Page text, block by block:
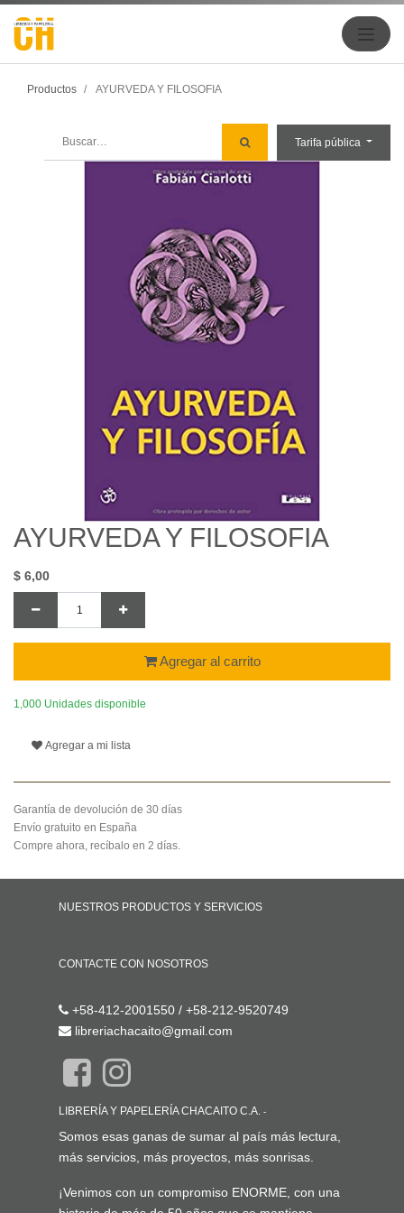
Productos AYURVEDA Y FILOSOFIA
Tarifa pública
AYURVEDA Y FILOSOFIA
$ 6,00
Agregar al carrito
1,000 Unidades disponible
Agregar a mi lista
Garantía de devolución de 30 días
Envío gratuito en España
Compre ahora, recíbalo en 2 días.
NUESTROS PRODUCTOS Y SERVICIOS
CONTACTE CON NOSOTROS
+58-412-2001550 / +58-212-9520749
libreriachacaito@gmail.com
LIBRERÍA Y PAPELERÍA CHACAITO C.A. -
Somos esas ganas de sumar al país más lectura,
más servicios, más proyectos, más sonrisas.
¡Venimos con un compromiso ENORME, con una